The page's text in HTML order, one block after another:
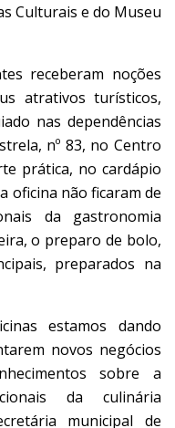
Culturais e do Museu
receberam noções
atrativos turísticos,
nas dependências
nº 83, no Centro
prática, no cardápio
oficina não ficaram de
da gastronomia
o preparo de bolo,
preparados na
estamos dando
novos negócios
sobre a
da culinária
municipal de